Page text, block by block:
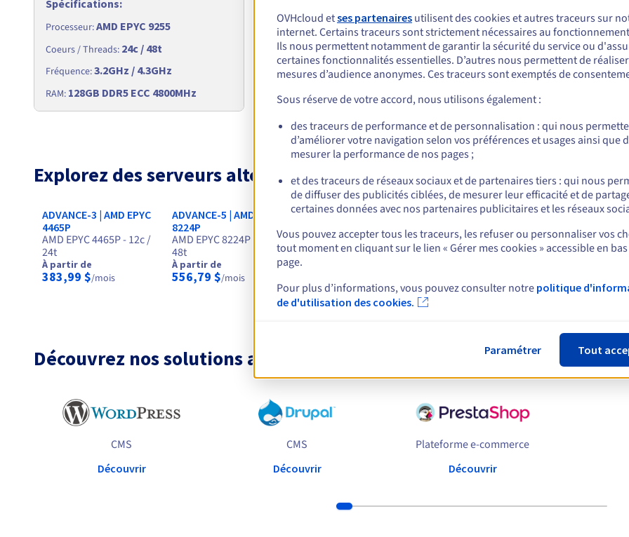
Spécifications:
Processeur:AMD EPYC 9255
Coeurs / Threads: 24c / 48t
Fréquence:3.2GHz / 4.3GHz
RAM: 128GB DDR5 ECC 4800MHz
Processeur AMD EPYC 9355
Coeurs / Threads:32c / 64t
Fréquence: 3.55GHz / 4.4GHz
RAM
128GB DDR5 ECC 4800MHz
Processeur: AMD EPYC 9455
Coeurs / Threads:48c / 96t
Fréquence:3.15GHz / 4.4GHz
RAM
128GB DDR5 ECC
Afficher plus de détails
Explorez des serveurs alternatifs pour Magento
ADVANCE-3 | AMD EPYC
4465P
AMD EPYC 4465P - 12c /
24t
À partir de
383,99 $/mois
ADVANCE-5 | AMD EPYC
8224P
AMD EPYC 8224P - 24c /
48t
À partir de
556,79 $/mois
ADVANCE-5 | AMD EPYC
AMD EPYC 8224P - 24c /
48t
Scale-i1
Intel Xeon Gold 6426Y -
16c / 32t
Scale-i3
Intel Xeon
32c / 64t
Découvrez nos solutions adaptées pour vos hébergements web et
CMS
Découvrir
CMS
Découvrir
Plateforme e-commerce
Découvrir
OVHcloud etses partenaires utilisent des cookies et autres traceurs sur
internet. Certains traceurs sont strictement nécessaires au
Ils nous permettent notamment de garantir la sécurité du service ou
certaines fonctionnalités essentielles. D’autres nous permettent de
mesures d’audience anonymes. Ces traceurs sont exemptés de
Sous réserve de votre accord, nous utilisons également :
des traceurs de performance et de personnalisation : qui nous
d’améliorer votre navigation selon vos préférences et usages ainsi que
mesurer la performance de nos pages ;
et des traceurs de réseaux sociaux et de partenaires tiers : qui nous
de diffuser des publicités ciblées, de mesurer leur efficacité et de
certaines données avec nos partenaires publicitaires et les réseaux
Vous pouvez accepter tous les traceurs, les refuser ou personnaliser vos
tout moment en cliquant sur le lien « Gérer mes cookies » accessible en
page.
Pour plus d’informations, vous pouvez consulter notre politique
de d'utilisation des cookies.
Paramétrer Tout